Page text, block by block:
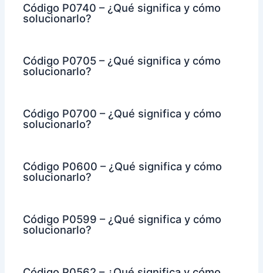
Código P0740 – ¿Qué significa y cómo
solucionarlo?
Código P0705 – ¿Qué significa y cómo
solucionarlo?
Código P0700 – ¿Qué significa y cómo
solucionarlo?
Código P0600 – ¿Qué significa y cómo
solucionarlo?
Código P0599 – ¿Qué significa y cómo
solucionarlo?